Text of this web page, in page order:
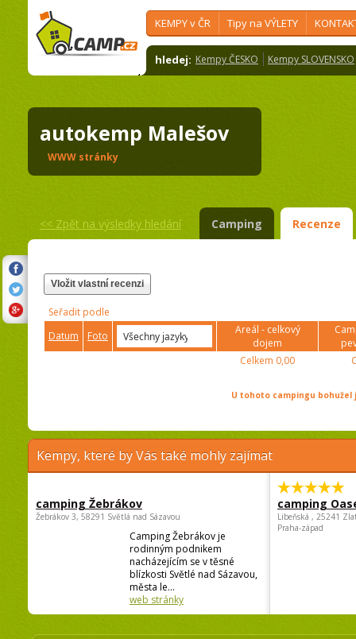
KEMPY v ČR Tipy na VÝLETY
hledej: Kempy ČESKO Kempy SLOVENSKO
autokemp Malešov
WWW stránky
<< Zpět na výsledky hledání Camping Recenze
Vložit vlastní recenzi
Seřadit podle
Datum
Foto
Areál - celkový
dojem
Celkem 0,00
U tohoto campingu
Kempy, které by Vás také mohly zajímat
camping Žebrákov
Žebrákov 3, 58291 Světlá nad Sázavou
Camping Žebrákov je
rodinným podnikem
nacházejícím se v těsné
blízkosti Světlé nad Sázavou,
města le...
web stránky
camping
Libeňská , 25241
Praha-západ